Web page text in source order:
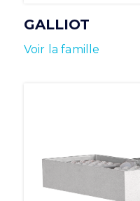
GALLIOT
Voir la famille